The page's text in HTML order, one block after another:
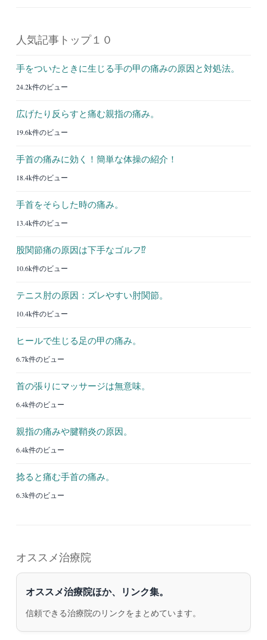
人気記事トップ１０
手をついたときに生じる手の甲の痛みの原因と対処法。
24.2k件のビュー
広げたり反らすと痛む親指の痛み。
19.6k件のビュー
手首の痛みに効く！簡単な体操の紹介！
18.4k件のビュー
手首をそらした時の痛み。
13.4k件のビュー
股関節痛の原因は下手なゴルフ⁉︎
10.6k件のビュー
テニス肘の原因：ズレやすい肘関節。
10.4k件のビュー
ヒールで生じる足の甲の痛み。
6.7k件のビュー
首の張りにマッサージは無意味。
6.4k件のビュー
親指の痛みや腱鞘炎の原因。
6.4k件のビュー
捻ると痛む手首の痛み。
6.3k件のビュー
オススメ治療院
オススメ治療院ほか、リンク集。
信頼できる治療院のリンクをまとめています。